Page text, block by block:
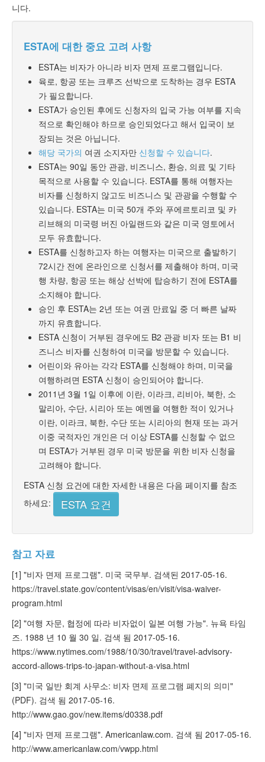
니다.
ESTA에 대한 중요 고려 사항
ESTA는 비자가 아니라 비자 면제 프로그램입니다.
육로, 항공 또는 크루즈 선박으로 도착하는 경우 ESTA
가 필요합니다.
ESTA가 승인된 후에도 신청자의 입국 가능 여부를 지속
적으로 확인해야 하므로 승인되었다고 해서 입국이 보
장되는 것은 아닙니다.
해당 국가의 여권 소지자만 신청할 수 있습니다.
ESTA는 90일 동안 관광, 비즈니스, 환승, 의료 및 기타
목적으로 사용할 수 있습니다. ESTA를 통해 여행자는
비자를 신청하지 않고도 비즈니스 및 관광을 수행할 수
있습니다. ESTA는 미국 50개 주와 푸에르토리코 및 카
리브해의 미국령 버진 아일랜드와 같은 미국 영토에서
모두 유효합니다.
ESTA를 신청하고자 하는 여행자는 미국으로 출발하기
72시간 전에 온라인으로 신청서를 제출해야 하며, 미국
행 차량, 항공 또는 해상 선박에 탑승하기 전에 ESTA를
소지해야 합니다.
승인 후 ESTA는 2년 또는 여권 만료일 중 더 빠른 날짜
까지 유효합니다.
ESTA 신청이 거부된 경우에도 B2 관광 비자 또는 B1 비
즈니스 비자를 신청하여 미국을 방문할 수 있습니다.
어린이와 유아는 각각 ESTA를 신청해야 하며, 미국을
여행하려면 ESTA 신청이 승인되어야 합니다.
2011년 3월 1일 이후에 이란, 이라크, 리비아, 북한, 소
말리아, 수단, 시리아 또는 예멘을 여행한 적이 있거나
이란, 이라크, 북한, 수단 또는 시리아의 현재 또는 과거
이중 국적자인 개인은 더 이상 ESTA를 신청할 수 없으
며 ESTA가 거부된 경우 미국 방문을 위한 비자 신청을
고려해야 합니다.
ESTA 신청 요건에 대한 자세한 내용은 다음 페이지를 참조
하세요:
ESTA 요건
참고 자료
[1] "비자 면제 프로그램". 미국 국무부. 검색된 2017-05-16.
https://travel.state.gov/content/visas/en/visit/visa-waiver-
program.html
[2] "여행 자문, 협정에 따라 비자없이 일본 여행 가능". 뉴욕 타임
즈. 1988 년 10 월 30 일. 검색 됨 2017-05-16.
https://www.nytimes.com/1988/10/30/travel/travel-advisory-
accord-allows-trips-to-japan-without-a-visa.html
[3] "미국 일반 회계 사무소: 비자 면제 프로그램 폐지의 의미"
(PDF). 검색 됨 2017-05-16.
http://www.gao.gov/new.items/d0338.pdf
[4] "비자 면제 프로그램". Americanlaw.com. 검색 됨 2017-05-16.
http://www.americanlaw.com/vwpp.html